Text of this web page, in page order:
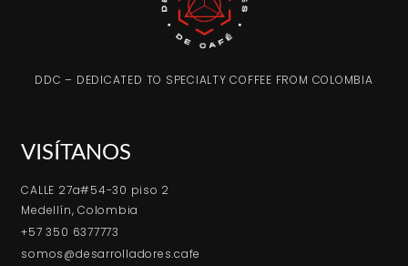
DDC – DEDICATED TO SPECIALTY COFFEE FROM COLOMBIA
VISÍTANOS
CALLE 27a#54-30 piso 2
Medellín, Colombia
+57 350 6377773
somos@desarrolladores.cafe